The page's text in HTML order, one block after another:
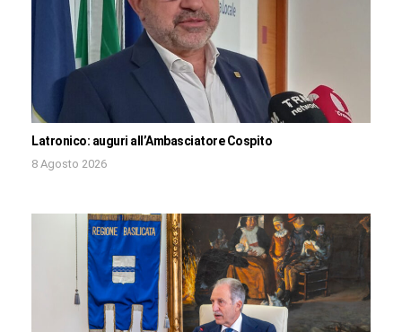
Latronico: auguri all’Ambasciatore Cospito
8 Agosto 2026